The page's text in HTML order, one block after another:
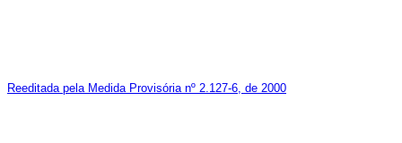
Reeditada pela Medida Provisória nº 2.127-6, de 2000